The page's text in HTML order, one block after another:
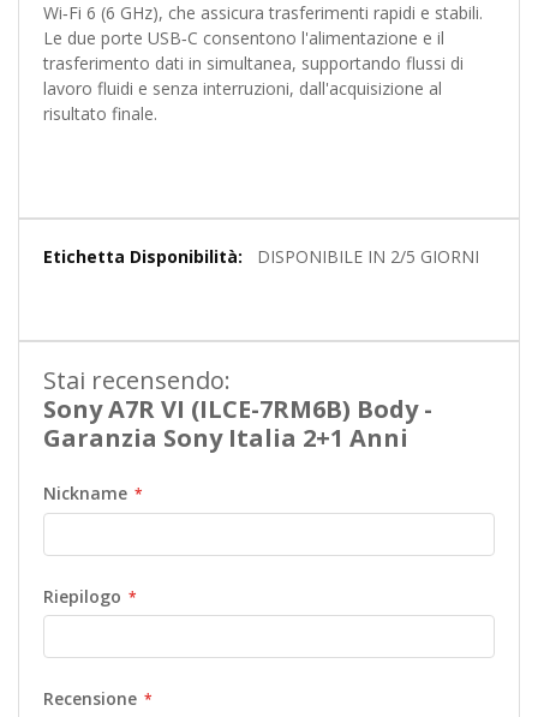
Wi‑Fi 6 (6 GHz), che assicura trasferimenti rapidi e stabili.
Le due porte USB‑C consentono l'alimentazione e il
trasferimento dati in simultanea, supportando flussi di
lavoro fluidi e senza interruzioni, dall'acquisizione al
risultato finale.
Maggiori
DISPONIBILE IN 2/5 GIORNI
Stai recensendo:
Sony A7R VI (ILCE-7RM6B) Body -
Garanzia Sony Italia 2+1 Anni
Nickname
Riepilogo
Recensione